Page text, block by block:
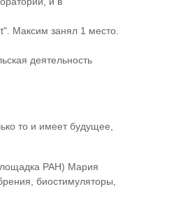
Максим занял 1 место.
деятельность
то и имеет будущее,
РАН) Мария
биостимуляторы,